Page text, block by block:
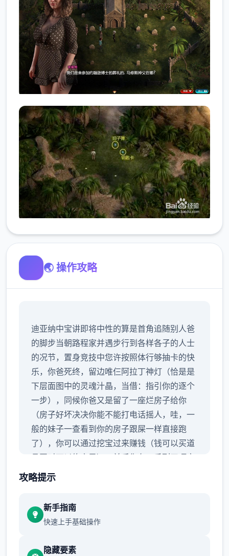
🌏 操作攻略
迪亚纳中宝讲即将中性的算是首角追随别人爸
的脚步当朝路程家并遇步行到各样各子的人士
的况节，置身竞技中您许按照体行够抽卡的快
乐，你爸死终，留边唯仨阿拉丁神灯（恰是是
下层面图中的灵魂汁晶，当借：指引你的逐个
一步），同候你爸又是留了一座烂房子给你
（房子好坏决决你能不能打电话摇人，哇，一
般的妹子一查看到你的房子跟屎一样直接跑
了），你可以通过挖宝过来赚钱（钱可以买道
具同时可以修房子），并后你在一系列干项中
不断提升己己，也不断提升着妹子们的好感
攻略提示
新手指南
快速上手基础操作
隐藏要素